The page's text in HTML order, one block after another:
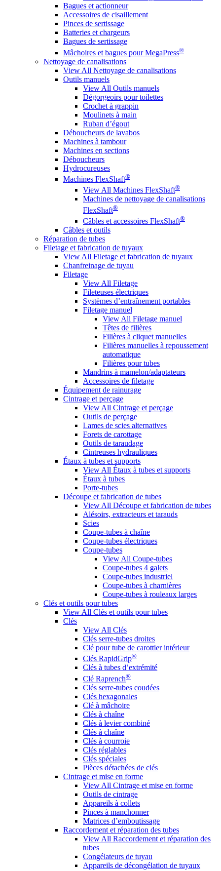
Bagues et actionneur
Accessoires de cisaillement
Pinces de sertissage
Batteries et chargeurs
Bagues de sertissage
Mâchoires et bagues pour MegaPress®
Nettoyage de canalisations
View All Nettoyage de canalisations
Outils manuels
View All Outils manuels
Dégorgeoirs pour toilettes
Crochet à grappin
Moulinets à main
Ruban d’égout
Déboucheurs de lavabos
Machines à tambour
Machines en sections
Déboucheurs
Hydrocureuses
Machines FlexShaft®
View All Machines FlexShaft®
Machines de nettoyage de canalisations
FlexShaft®
Câbles et accessoires FlexShaft®
Câbles et outils
Réparation de tubes
Filetage et fabrication de tuyaux
View All Filetage et fabrication de tuyaux
Chanfreinage de tuyau
Filetage
View All Filetage
Fileteuses électriques
Systèmes d’entraînement portables
Filetage manuel
View All Filetage manuel
Têtes de filières
Filières à cliquet manuelles
Filières manuelles à repoussement
automatique
Filières pour tubes
Mandrins à mamelon/adaptateurs
Accessoires de filetage
Équipement de rainurage
Cintrage et perçage
View All Cintrage et perçage
Outils de perçage
Lames de scies alternatives
Forets de carottage
Outils de taraudage
Cintreuses hydrauliques
Étaux à tubes et supports
View All Étaux à tubes et supports
Étaux à tubes
Porte-tubes
Découpe et fabrication de tubes
View All Découpe et fabrication de tubes
Alésoirs, extracteurs et tarauds
Scies
Coupe-tubes à chaîne
Coupe-tubes électriques
Coupe-tubes
View All Coupe-tubes
Coupe-tubes 4 galets
Coupe-tubes industriel
Coupe-tubes à charnières
Coupe-tubes à rouleaux larges
Clés et outils pour tubes
View All Clés et outils pour tubes
Clés
View All Clés
Clés serre-tubes droites
Clé pour tube de carottier intérieur
Clés RapidGrip®
Clés à tubes d’extrémité
Clé Raprench®
Clés serre-tubes coudées
Clés hexagonales
Clé à mâchoire
Clés à chaîne
Clés à levier combiné
Clés à chaîne
Clés à courroie
Clés réglables
Clés spéciales
Pièces détachées de clés
Cintrage et mise en forme
View All Cintrage et mise en forme
Outils de cintrage
Appareils à collets
Pinces à manchonner
Matrices d’emboutissage
Raccordement et réparation des tubes
View All Raccordement et réparation des
tubes
Congélateurs de tuyau
Appareils de décongélation de tuyaux